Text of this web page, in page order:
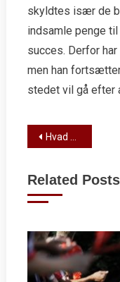
skyldtes især de
indsamle penge
succes. Derfor
men han
stedet vil gå efter
Post
Hvad er forskellen på UFC og MMA?
Related Posts